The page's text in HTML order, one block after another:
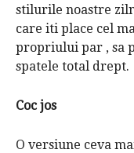
stilurile noastre
care iti place cel
propriului par , sa
spatele total drept.
Coc jos
O versiune ceva